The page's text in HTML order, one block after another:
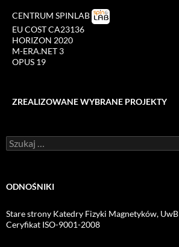
CENTRUM SPINLAB
EU COST CA23136
HORIZON 2020
M-ERA.NET 3
OPUS 19
ZREALIZOWANE WYBRANE PROJEKTY
Szukaj:
ODNOŚNIKI
Stare strony Katedry Fizyki Magnetyków, UwB
Ceryfikat ISO-9001-2008